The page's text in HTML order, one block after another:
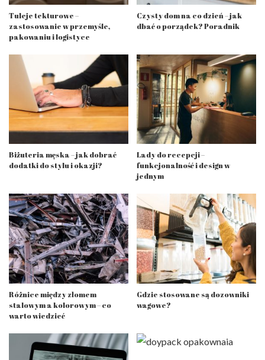
Tuleje tekturowe –
zastosowanie w przemyśle,
pakowaniu i logistyce
Czysty dom na co dzień – jak
dbać o porządek? Poradnik
Biżuteria męska – jak dobrać
dodatki do stylu i okazji?
Lady do recepcji –
funkcjonalność i design w
jednym
Różnice między złomem
stalowym a kolorowym – co
warto wiedzieć
Gdzie stosowane są dozowniki
wagowe?